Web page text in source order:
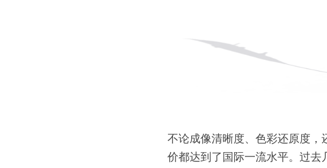
不论成像清晰度、色彩还原度
价都达到了国际一流水平。过